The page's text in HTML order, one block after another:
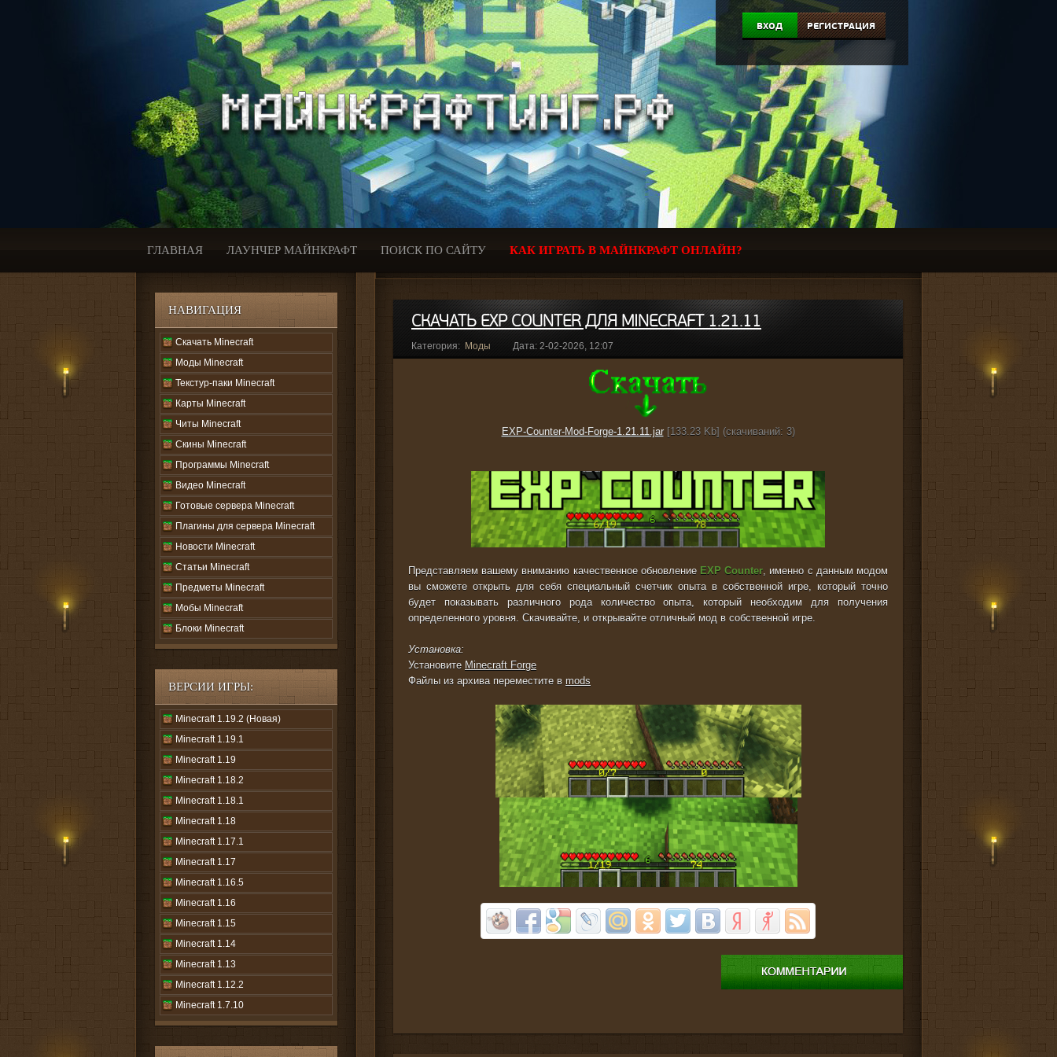
ВХОД РЕГИСТРАЦИЯ
ГЛАВНАЯ ЛАУНЧЕР МАЙНКРАФТ ПОИСК ПО САЙТУ КАК ИГРАТЬ В МАЙНКРАФТ ОНЛАЙН?
НАВИГАЦИЯ
Скачать Minecraft
Моды Minecraft
Текстур-паки Minecraft
Карты Minecraft
Читы Minecraft
Скины Minecraft
Программы Minecraft
Видео Minecraft
Готовые сервера Minecraft
Плагины для сервера Minecraft
Новости Minecraft
Статьи Minecraft
Предметы Minecraft
Мобы Minecraft
Блоки Minecraft
ВЕРСИИ ИГРЫ:
Minecraft 1.19.2 (Новая)
Minecraft 1.19.1
Minecraft 1.19
Minecraft 1.18.2
Minecraft 1.18.1
Minecraft 1.18
Minecraft 1.17.1
Minecraft 1.17
Minecraft 1.16.5
Minecraft 1.16
Minecraft 1.15
Minecraft 1.14
Minecraft 1.13
Minecraft 1.12.2
Minecraft 1.7.10
СКАЧАТЬ EXP COUNTER ДЛЯ MINECRAFT 1.21.11
Категория: Моды Дата: 2-02-2026, 12:07
EXP-Counter-Mod-Forge-1.21.11.jar[133.23 Kb] (cкачиваний: 3)
Представляем вашему вниманию качественное обновление EXP Counter, именно с данным модом
вы сможете открыть для себя специальный счетчик опыта в собственной игре, который точно
будет показывать различного рода количество опыта, который необходим для получения
определенного уровня. Скачивайте, и открывайте отличный мод в собственной игре.
Установка:
Установите Minecraft Forge
Файлы из архива переместите в mods